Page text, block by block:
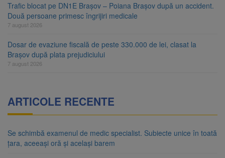
Trafic blocat pe DN1E Brașov – Poiana Brașov după un accident.
Două persoane primesc îngrijiri medicale
7 august 2026
Dosar de evaziune fiscală de peste 330.000 de lei, clasat la
Brașov după plata prejudiciului
7 august 2026
ARTICOLE RECENTE
Se schimbă examenul de medic specialist. Subiecte unice în toată
țara, aceeași oră și același barem